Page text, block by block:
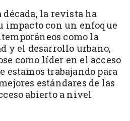
la revista ha
impacto con un enfoque
como la
y el desarrollo urbano,
como líder en el acceso
estamos trabajando para
estándares de las
abierto a nivel